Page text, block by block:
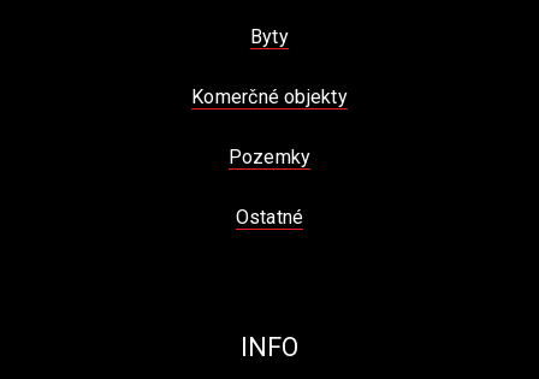
Byty
Komerčné objekty
Pozemky
Ostatné
INFO